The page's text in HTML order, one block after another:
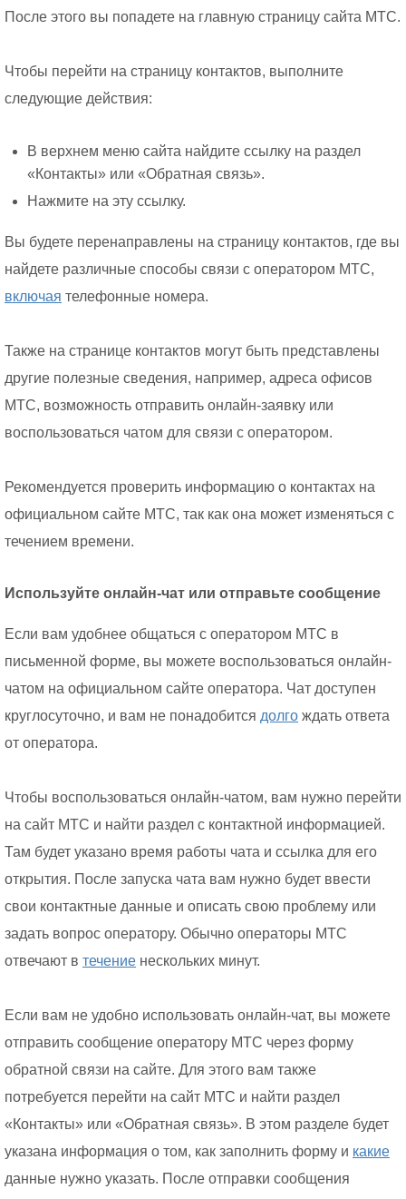
После этого вы попадете на главную страницу сайта МТС.
Чтобы перейти на страницу контактов, выполните
следующие действия:
В верхнем меню сайта найдите ссылку на раздел
«Контакты» или «Обратная связь».
Нажмите на эту ссылку.
Вы будете перенаправлены на страницу контактов, где вы
найдете различные способы связи с оператором МТС,
включая телефонные номера.
Также на странице контактов могут быть представлены
другие полезные сведения, например, адреса офисов
МТС, возможность отправить онлайн-заявку или
воспользоваться чатом для связи с оператором.
Рекомендуется проверить информацию о контактах на
официальном сайте МТС, так как она может изменяться с
течением времени.
Используйте онлайн-чат или отправьте сообщение
Если вам удобнее общаться с оператором МТС в
письменной форме, вы можете воспользоваться онлайн-
чатом на официальном сайте оператора. Чат доступен
круглосуточно, и вам не понадобится долго ждать ответа
от оператора.
Чтобы воспользоваться онлайн-чатом, вам нужно перейти
на сайт МТС и найти раздел с контактной информацией.
Там будет указано время работы чата и ссылка для его
открытия. После запуска чата вам нужно будет ввести
свои контактные данные и описать свою проблему или
задать вопрос оператору. Обычно операторы МТС
отвечают в течение нескольких минут.
Если вам не удобно использовать онлайн-чат, вы можете
отправить сообщение оператору МТС через форму
обратной связи на сайте. Для этого вам также
потребуется перейти на сайт МТС и найти раздел
«Контакты» или «Обратная связь». В этом разделе будет
указана информация о том, как заполнить форму и какие
данные нужно указать. После отправки сообщения